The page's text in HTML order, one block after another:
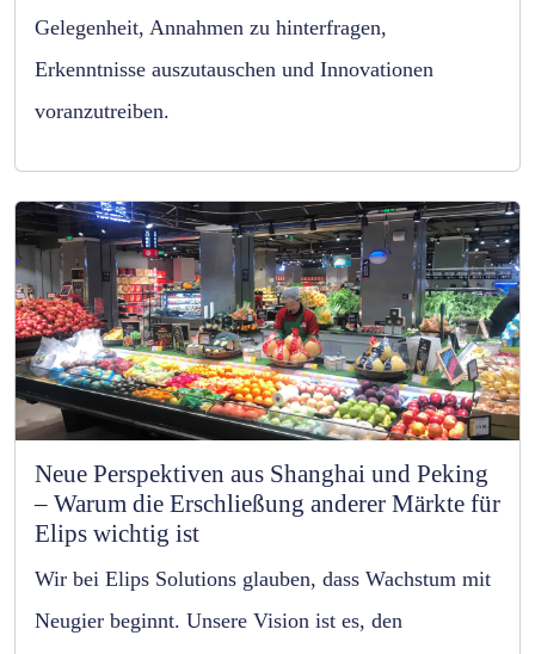
Gelegenheit, Annahmen zu hinterfragen,
Erkenntnisse auszutauschen und Innovationen
voranzutreiben.
Neue Perspektiven aus Shanghai und Peking
– Warum die Erschließung anderer Märkte für
Elips wichtig ist
Wir bei Elips Solutions glauben, dass Wachstum mit
Neugier beginnt. Unsere Vision ist es, den